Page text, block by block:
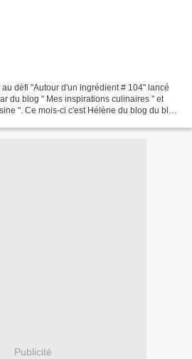
défi "Autour d'un ingrédient # 104" lancé
du blog " Mes inspirations culinaires " et
". Ce mois-ci c'est Hélène du blog du blog
Publicité